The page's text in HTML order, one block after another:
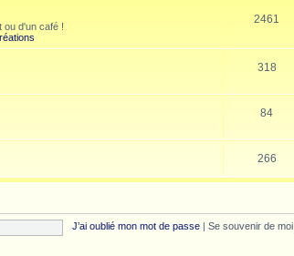
ou d'un café !
2461
318
84
266
J’ai oublié mon mot de passe Se souvenir de moi